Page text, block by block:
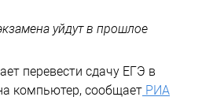
уйдут в прошлое
перевести сдачу ЕГЭ в
компьютер, сообщает РИА